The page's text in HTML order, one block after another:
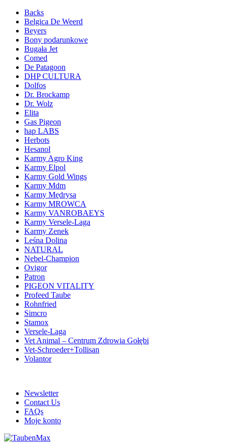
Backs
Belgica De Weerd
Beyers
Bony podarunkowe
Bugała Jet
Comed
De Patagoon
DHP CULTURA
Dolfos
Dr. Brockamp
Dr. Wolz
Elita
Gas Pigeon
hap LABS
Herbots
Hesanol
Karmy Agro King
Karmy Elpol
Karmy Gold Wings
Karmy Mdm
Karmy Mędrysa
Karmy MROWCA
Karmy VANROBAEYS
Karmy Versele-Laga
Karmy Zenek
Leśna Dolina
NATURAL
Nebel-Champion
Ovigor
Patron
PIGEON VITALITY
Profeed Taube
Rohnfried
Simcro
Stamox
Versele-Laga
Vet Animal – Centrum Zdrowia Gołębi
Vet-Schroeder+Tollisan
Volantor
Newsletter
Contact Us
FAQs
Moje konto